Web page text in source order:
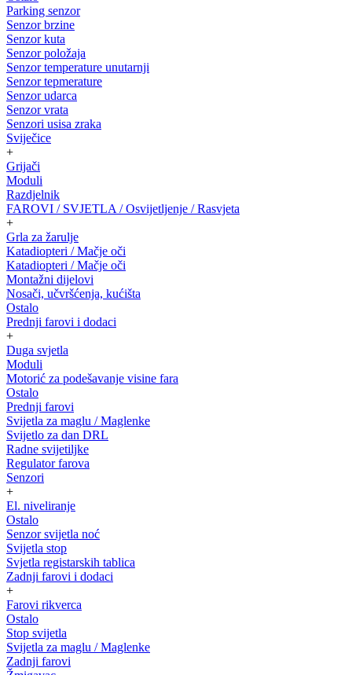
Parking senzor
Senzor brzine
Senzor kuta
Senzor položaja
Senzor temperature unutarnji
Senzor tepmerature
Senzor udarca
Senzor vrata
Senzori usisa zraka
Sviječice
+
Grijači
Moduli
Razdjelnik
FAROVI / SVJETLA / Osvijetljenje / Rasvjeta
+
Grla za žarulje
Katadiopteri / Mačje oči
Katadiopteri / Mačje oči
Montažni dijelovi
Nosači, učvršćenja, kućišta
Ostalo
Prednji farovi i dodaci
+
Duga svjetla
Moduli
Motorić za podešavanje visine fara
Ostalo
Prednji farovi
Svijetla za maglu / Maglenke
Svijetlo za dan DRL
Radne svijetiljke
Regulator farova
Senzori
+
El. niveliranje
Ostalo
Senzor svijetla noć
Svijetla stop
Svjetla registarskih tablica
Zadnji farovi i dodaci
+
Farovi rikverca
Ostalo
Stop svijetla
Svijetla za maglu / Maglenke
Zadnji farovi